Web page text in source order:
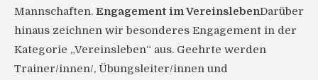
Mannschaften. Engagement im VereinslebenDarüber
hinaus zeichnen wir besonderes Engagement in der
Kategorie „Vereinsleben“ aus. Geehrte werden
Trainer/innen/, Übungsleiter/innen und